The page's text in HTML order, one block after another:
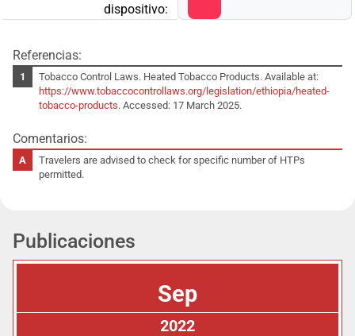
dispositivo:
Referencias:
Tobacco Control Laws. Heated Tobacco Products. Available at:
https://www.tobaccocontrollaws.org/legislation/ethiopia/heated-
tobacco-products. Accessed: 17 March 2025.
Comentarios:
Travelers are advised to check for specific number of HTPs
permitted.
Publicaciones
Sep
2022